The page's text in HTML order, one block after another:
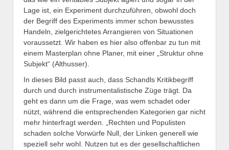
Lage ist, ein Experiment durchzuführen, obwohl doch
der Begriff des Experiments immer schon bewusstes
Handeln, zielgerichtetes Arrangieren von Situationen
voraussetzt. Wir haben es hier also offenbar zu tun mit
einem Masterplan ohne Planer, mit einer „Struktur ohne
Subjekt“ (Althusser).
In dieses Bild passt auch, dass Schandls Kritikbegriff
durch und durch instrumentalistische Züge trägt. Da
geht es dann um die Frage, was wem schadet oder
nützt, während die entsprechenden Kategorien gar nicht
mehr hinterfragt werden. „Rechten und Populisten
schaden solche Vorwürfe Null, der Linken generell wie
speziell sehr wohl. Nutzen tut es der gesellschaftlichen